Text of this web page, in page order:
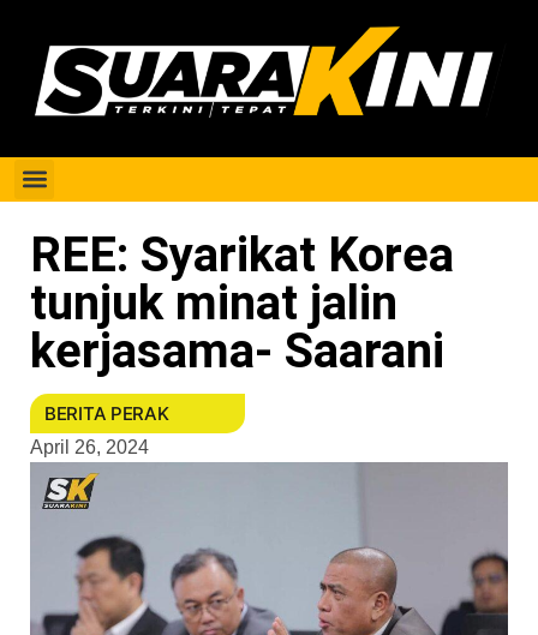
REE: Syarikat Korea
tunjuk minat jalin
kerjasama- Saarani
BERITA PERAK
April 26, 2024